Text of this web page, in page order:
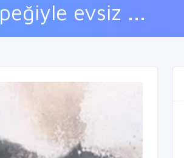
evsiz ...